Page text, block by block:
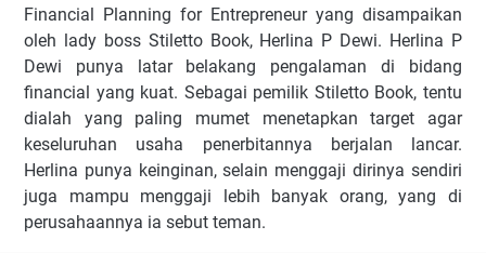
Financial Planning for Entrepreneur yang disampaikan
oleh lady boss Stiletto Book, Herlina P Dewi. Herlina P
Dewi punya latar belakang pengalaman di bidang
financial yang kuat. Sebagai pemilik Stiletto Book, tentu
dialah yang paling mumet menetapkan target agar
keseluruhan usaha penerbitannya berjalan lancar.
Herlina punya keinginan, selain menggaji dirinya sendiri
juga mampu menggaji lebih banyak orang, yang di
perusahaannya ia sebut teman.